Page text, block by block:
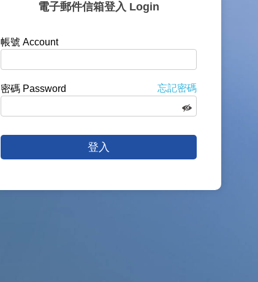
電子郵件信箱登入 Login
帳號 Account
密碼 Password 忘記密碼
登入